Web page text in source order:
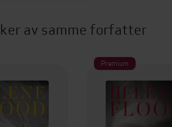
av samme forfatter
Premium